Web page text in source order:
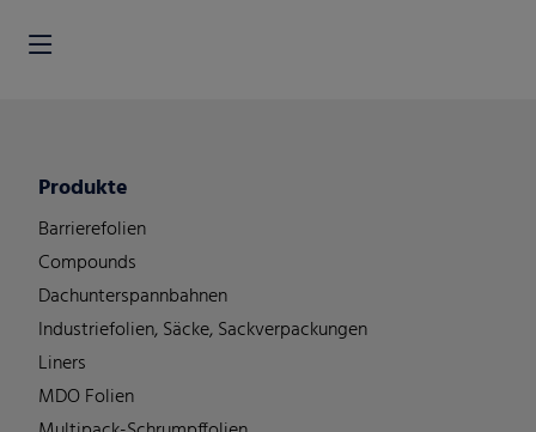
Produkte
Barrierefolien
Compounds
Dachunterspannbahnen
Industriefolien, Säcke, Sackverpackungen
Liners
MDO Folien